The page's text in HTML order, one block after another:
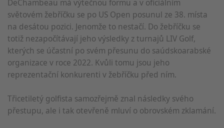
DeChambeau má výtečnou formu a v oficiálním
světovém žebříčku se po US Open posunul ze 38. místa
na desátou pozici. Jenomže to nestačí. Do žebříčku se
totiž nezapočítávají jeho výsledky z turnajů LIV Golf,
kterých se účastní po svém přesunu do saúdskoarabské
organizace v roce 2022. Kvůli tomu jsou jeho
reprezentační konkurenti v žebříčku před ním.
Třicetiletý golfista samozřejmě znal následky svého
přestupu, ale i tak otevřeně mluví o obrovském zklamání.